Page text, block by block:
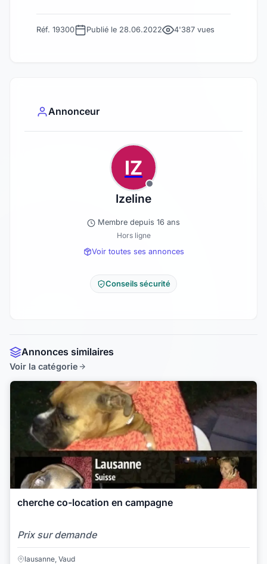
Réf. 19300 Publié le 28.06.2022 4'387 vues
Annonceur
IZ
Izeline
Membre depuis 16 ans
Hors ligne
Voir toutes ses annonces
Conseils sécurité
Annonces similaires
Voir la catégorie
cherche co-location en campagne
Prix sur demande
lausanne, Vaud